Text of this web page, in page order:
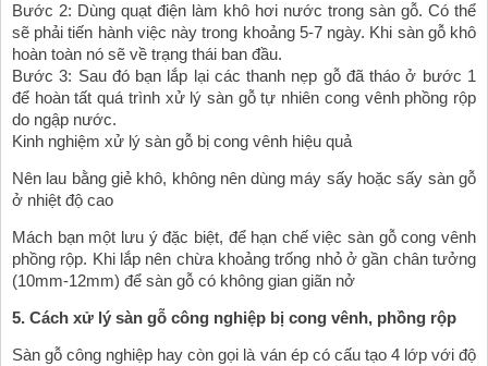
Bước 2: Dùng quạt điện làm khô hơi nước trong sàn gỗ. Có thể
sẽ phải tiến hành việc này trong khoảng 5-7 ngày. Khi sàn gỗ khô
hoàn toàn nó sẽ về trạng thái ban đầu.
Bước 3: Sau đó bạn lắp lại các thanh nẹp gỗ đã tháo ở bước 1
để hoàn tất quá trình xử lý sàn gỗ tự nhiên cong vênh phồng rộp
do ngập nước.
Kinh nghiệm xử lý sàn gỗ bị cong vênh hiệu quả
Nên lau bằng giẻ khô, không nên dùng máy sấy hoặc sấy sàn gỗ
ở nhiệt độ cao
Mách bạn một lưu ý đặc biệt, để hạn chế việc sàn gỗ cong vênh
phồng rộp. Khi lắp nên chừa khoảng trống nhỏ ở gần chân tưởng
(10mm-12mm) để sàn gỗ có không gian giãn nở
5. Cách xử lý sàn gỗ công nghiệp bị cong vênh, phồng rộp
Sàn gỗ công nghiệp hay còn gọi là ván ép có cấu tạo 4 lớp với độ